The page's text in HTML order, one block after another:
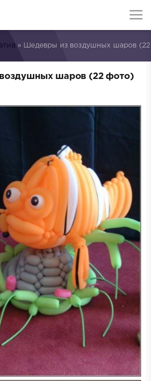
» Шедевры из воздушных шаров
шаров (22 фото)